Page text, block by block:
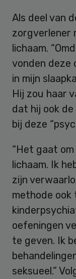
Als deel van
zorgverlener
lichaam.
vonden deze
in mijn
Hij zou haar
dat hij ook
bij deze
“Het gaat
lichaam. Ik
zijn
methode ook
oefeningen
te geven. Ik
seksueel.”